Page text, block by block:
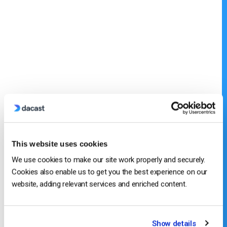
This website uses cookies
We use cookies to make our site work properly and securely.
Cookies also enable us to get you the best experience on our
website, adding relevant services and enriched content.
Show details